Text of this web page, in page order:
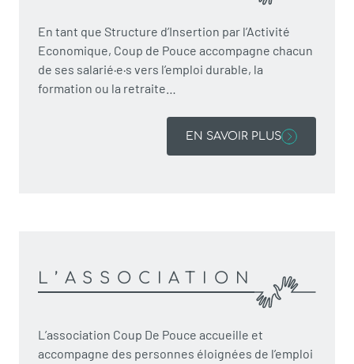
En tant que Structure d’Insertion par l’Activité
Economique, Coup de Pouce accompagne chacun
de ses salarié·e·s vers l’emploi durable, la
formation ou la retraite…
EN SAVOIR PLUS
L’ASSOCIATION
L’association Coup De Pouce accueille et
accompagne des personnes éloignées de l’emploi